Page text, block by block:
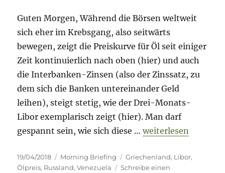
//
Venezuela
Guten Morgen, Während die Börsen weltweit
sich eher im Krebsgang, also seitwärts
bewegen, zeigt die Preiskurve für Öl seit einiger
Zeit kontinuierlich nach oben (hier) und auch
die Interbanken-Zinsen (also der Zinssatz, zu
dem sich die Banken untereinander Geld
leihen), steigt stetig, wie der Drei-Monats-
Libor exemplarisch zeigt (hier). Man darf
gespannt sein, wie sich diese …„Morning Briefing –
weiterlesen
Veröffentlicht
am
19/04/2018 Kategorien
Morning Briefing Schlagwörter
Griechenland, Libor,
Ölpreis, Russland,Venezuela
Schreibe einen